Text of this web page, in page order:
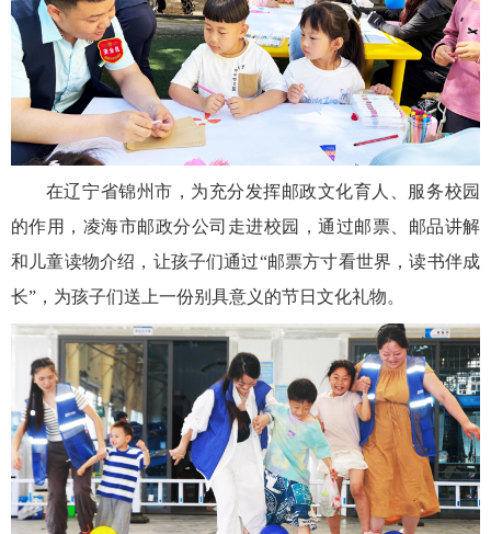
在辽宁省锦州市，为充分发挥邮政文化育人、服务校园
的作用，凌海市邮政分公司走进校园，通过邮票、邮品讲解
和儿童读物介绍，让孩子们通过“邮票方寸看世界，读书伴成
长”，为孩子们送上一份别具意义的节日文化礼物。